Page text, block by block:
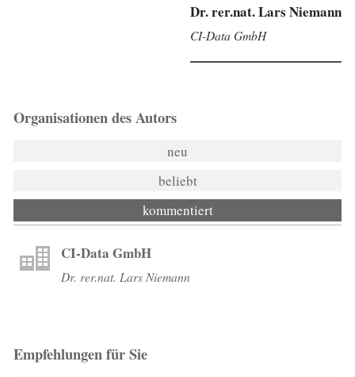
Dr. rer.nat. Lars Niemann
CI-Data GmbH
Organisationen des Autors
neu
beliebt
kommentiert
CI-Data GmbH
Dr. rer.nat. Lars Niemann
Empfehlungen für Sie